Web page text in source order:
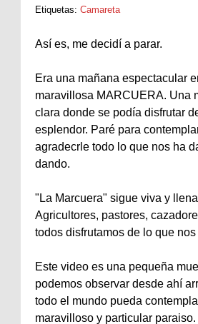
Etiquetas: Camareta
Así es, me decidí a parar.
Era una mañana espectacular
maravillosa MARCUERA. Una
clara donde se podía disfrutar
esplendor. Paré para
agradecrle todo lo que nos ha
dando.
"La Marcuera" sigue viva y
Agricultores, pastores,
todos disfrutamos de lo que nos
Este video es una pequeña
podemos observar desde ahí
todo el mundo pueda
maravilloso y particular paraiso.